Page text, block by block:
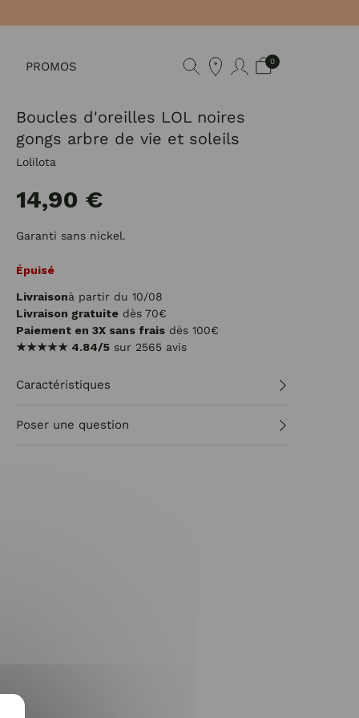
PROMOS 0
Boucles d'oreilles LOL noires
gongs arbre de vie et soleils
Lolilota
14,90 €
Garanti sans nickel.
Épuisé
Livraisonà partir du 10/08
Livraison gratuite dès 70€
Paiement en 3X sans frais dès 100€
★★★★★ 4.84/5 sur 2565 avis
Caractéristiques
Poser une question